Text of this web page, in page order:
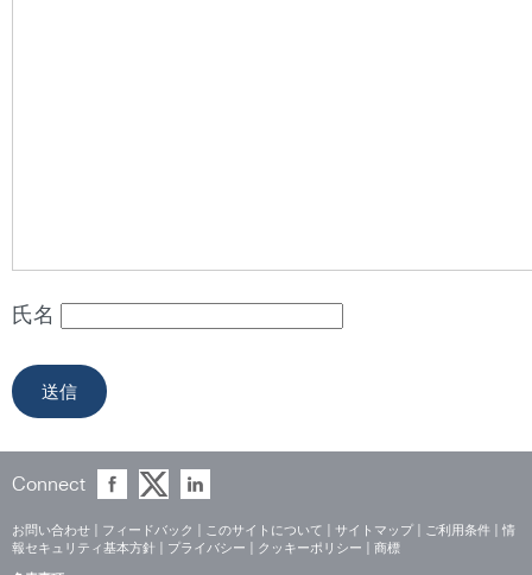
氏名
Connect
お問い合わせ フィードバック このサイトについて サイトマップ ご利用条件
情
報セキュリティ基本方針
プライバシー クッキーポリシー 商標